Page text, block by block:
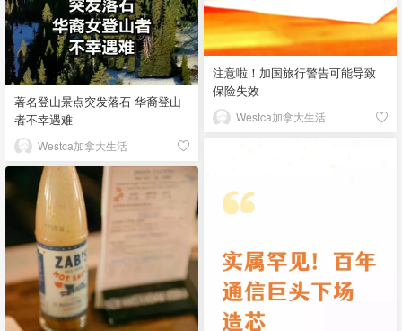
注意啦！加国旅行警告可能导致
保险失效
Westca加拿大生活
著名登山景点突发落石 华裔登山
者不幸遇难
Westca加拿大生活